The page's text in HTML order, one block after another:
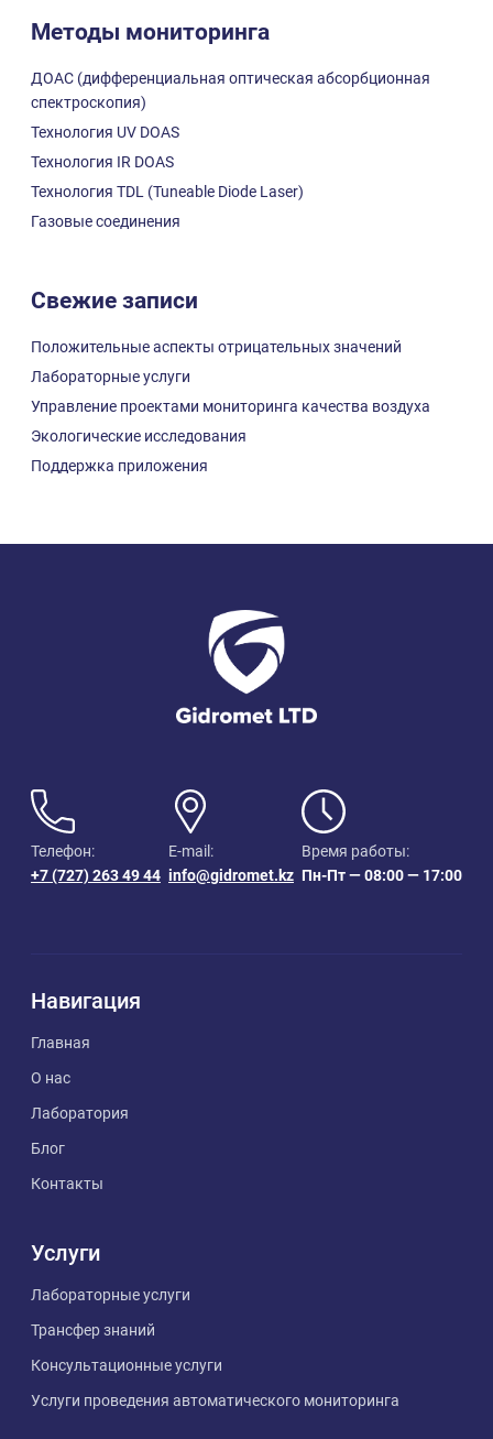
Методы мониторинга
ДОАС (дифференциальная оптическая абсорбционная
спектроскопия)
Технология UV DOAS
Технология IR DOAS
Технология TDL (Tuneable Diode Laser)
Газовые соединения
Свежие записи
Положительные аспекты отрицательных значений
Лабораторные услуги
Управление проектами мониторинга качества воздуха
Экологические исследования
Поддержка приложения
Телефон:
+7 (727) 263 49 44
E-mail:
info@gidromet.kz
Время работы:
Пн-Пт — 08:00 — 17:00
Навигация
Главная
О нас
Лаборатория
Блог
Контакты
Услуги
Лабораторные услуги
Трансфер знаний
Консультационные услуги
Услуги проведения автоматического мониторинга